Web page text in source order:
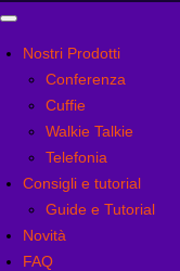
Nostri Prodotti
Conferenza
Cuffie
Walkie Talkie
Telefonia
Consigli e tutorial
Guide e Tutorial
Novità
FAQ